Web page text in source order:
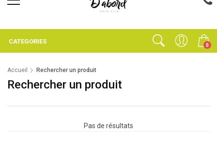
0
CATEGORIES
Accueil Rechercher un produit
Rechercher un produit
Pas de résultats